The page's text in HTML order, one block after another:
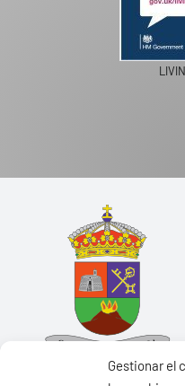
Gestionar el